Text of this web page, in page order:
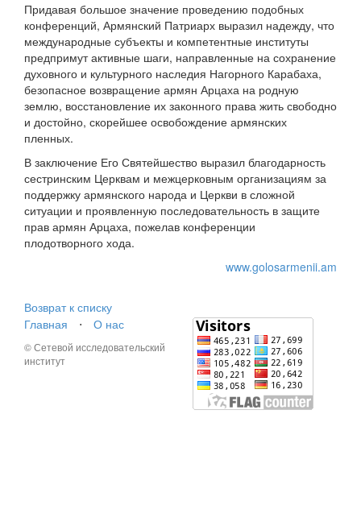
Придавая большое значение проведению подобных
конференций, Армянский Патриарх выразил надежду, что
международные субъекты и компетентные институты
предпримут активные шаги, направленные на сохранение
духовного и культурного наследия Нагорного Карабаха,
безопасное возвращение армян Арцаха на родную
землю, восстановление их законного права жить свободно
и достойно, скорейшее освобождение армянских
пленных.
В заключение Его Святейшество выразил благодарность
сестринским Церквам и межцерковным организациям за
поддержку армянского народа и Церкви в сложной
ситуации и проявленную последовательность в защите
прав армян Арцаха, пожелав конференции
плодотворного хода.
www.golosarmenii.am
Возврат к списку
Главная
⋅ О нас
© Сетевой исследовательский
институт